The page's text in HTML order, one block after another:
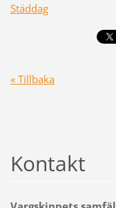
Städdag
« Tillbaka
Kontakt